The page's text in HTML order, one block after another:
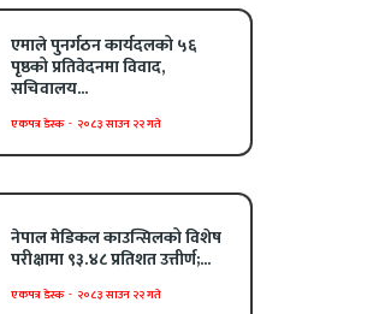
एमाले पुनर्गठन कार्यदलको ५६
पृष्ठको प्रतिवेदनमा विवाद,
सचिवालय...
एकपत्र डेस्क - २०८३ साउन २२ गते
नेपाल मेडिकल काउन्सिलको विशेष
परीक्षामा ९३.४८ प्रतिशत उत्तीर्ण;...
एकपत्र डेस्क - २०८३ साउन २२ गते